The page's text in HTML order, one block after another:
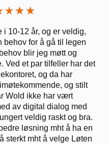
i 10-12 år, og er veldig,
behov for å gå til legen
blir jeg møtt og
Ved et par tilfeller har det
og da har
og stilt
Wold ikke har vært
av digital dialog med
veldig raskt og bra.
løsning mht å ha en
sterkt mht å velge Løten